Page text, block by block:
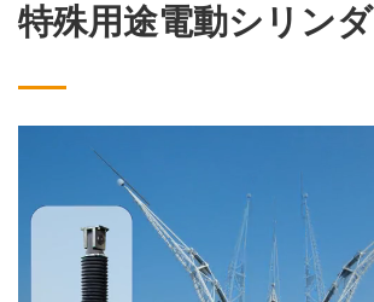
特殊用途電動シリンダ